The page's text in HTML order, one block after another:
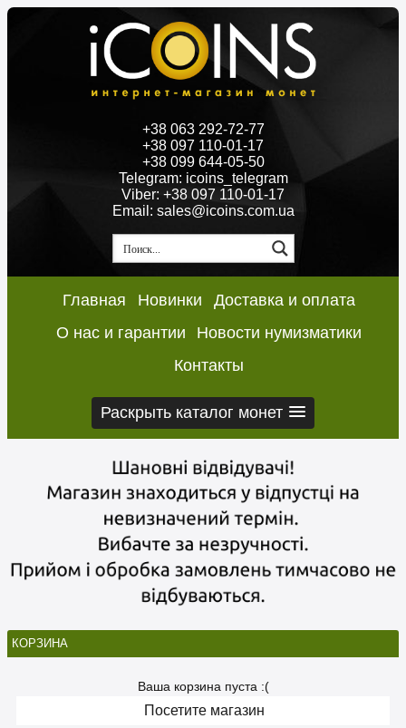
+38 063 292-72-77
+38 097 110-01-17
+38 099 644-05-50
Telegram: icoins_telegram
Viber: +38 097 110-01-17
Email: sales@icoins.com.ua
Главная Новинки
Доставка и оплата
О нас и гарантии
Новости нумизматики
Контакты
Раскрыть каталог монет
КОРЗИНА
Ваша корзина пуста :(
Посетите магазин